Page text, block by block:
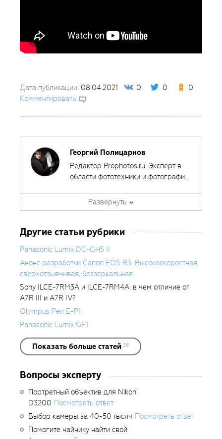
Дата публикации: 08.04.2021 0 0
0
Комментировать
Георгий Полицарнов
Редактор Prophotos.ru. Эксперт в
области фототехники и фотографии,
фотооборудования с 2007 года.
Является автором ряда обучающих
Развернуть
Другие статьи рубрики
Panasonic Lumix DC-GH5 II
Анонс разработки Canon EOS R3: Высокоскоростная,
сверхотзывчивая, беззеркальная
Sony ILCE-7RM3A и ILCE-7RM4A: в чем отличие от
A7R III и A7R IV?
Olympus Pen E-P1
Panasonic Lumix GF1
Показать больше статей 261
Вопросы эксперту
Портретный объектив для Nikon
D3200 Посмотреть ответ
Выбор камеры за 40-50 тысяч Посмотреть ответ
Помогите чайнику найти свой